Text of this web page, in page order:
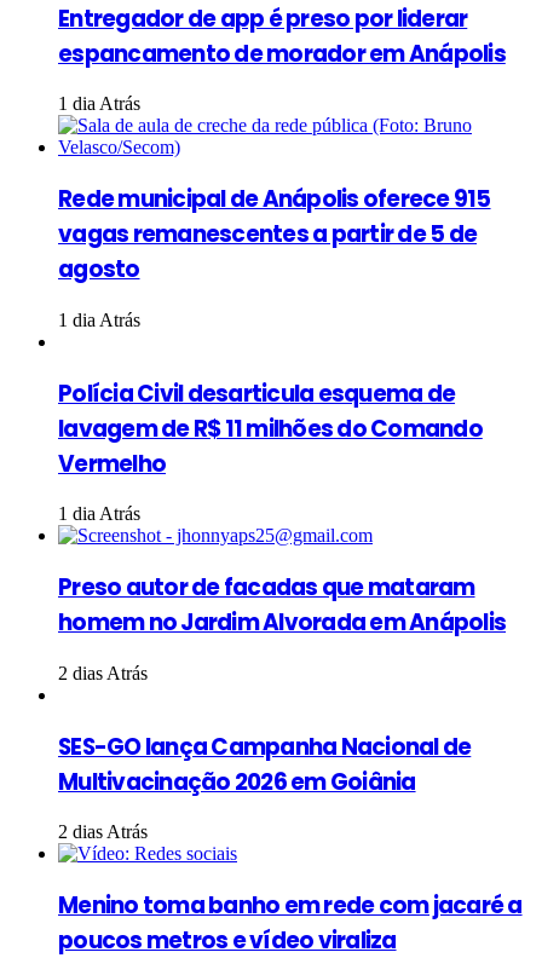
Entregador de app é preso por liderar
espancamento de morador em Anápolis
1 dia Atrás
Rede municipal de Anápolis oferece 915
vagas remanescentes a partir de 5 de
agosto
1 dia Atrás
Polícia Civil desarticula esquema de
lavagem de R$ 11 milhões do Comando
Vermelho
1 dia Atrás
Preso autor de facadas que mataram
homem no Jardim Alvorada em Anápolis
2 dias Atrás
SES-GO lança Campanha Nacional de
Multivacinação 2026 em Goiânia
2 dias Atrás
Menino toma banho em rede com jacaré a
poucos metros e vídeo viraliza